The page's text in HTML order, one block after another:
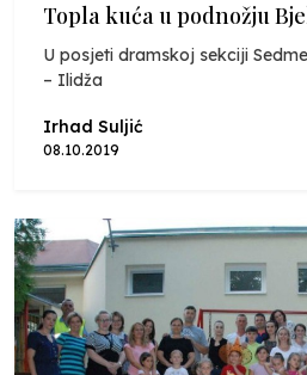
Topla kuća u podnožju
U posjeti dramskoj sekciji
– Ilidža
Irhad Suljić
08.10.2019